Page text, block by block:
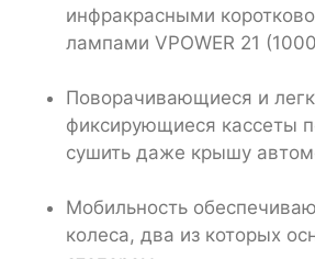
инфракрасными
лампами VPOWER 21
Поворачивающиеся и
фиксирующиеся кассеты
сушить даже крышу
Мобильность
колеса, два из которых